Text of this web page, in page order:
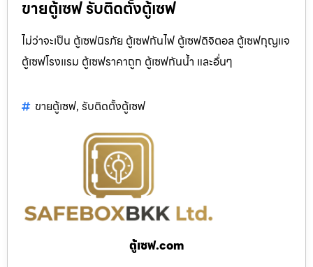
ขายตู้เซฟ รับติดตั้งตู้เซฟ
ไม่ว่าจะเป็น ตู้เซฟนิรภัย ตู้เซฟกันไฟ ตู้เซฟดิจิตอล ตู้เซฟกุญแจ
ตู้เซฟโรงแรม ตู้เซฟราคาถูก ตู้เซฟกันน้ำ และอื่นๆ
ขายตู้เซฟ, รับติดตั้งตู้เซฟ
ตู้เซฟ.com